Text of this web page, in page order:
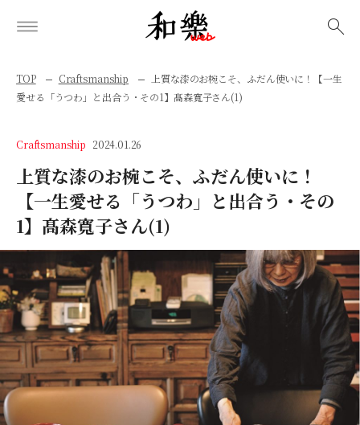
TOP Craftsmanship
上質な漆のお椀こそ、ふだん使いに！【一生
愛せる「うつわ」と出合う・その1】髙森寬子さん(1)
Craftsmanship 2024.01.26
上質な漆のお椀こそ、ふだん使いに！
【一生愛せる「うつわ」と出合う・その
1】髙森寬子さん(1)